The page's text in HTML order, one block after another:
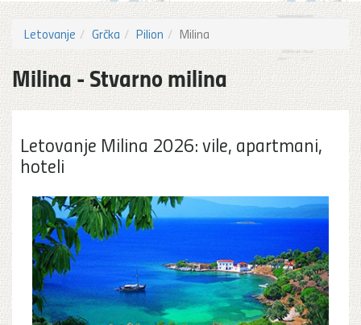
Letovanje Grčka Pilion Milina
Milina - Stvarno milina
Letovanje Milina 2026: vile, apartmani,
hoteli